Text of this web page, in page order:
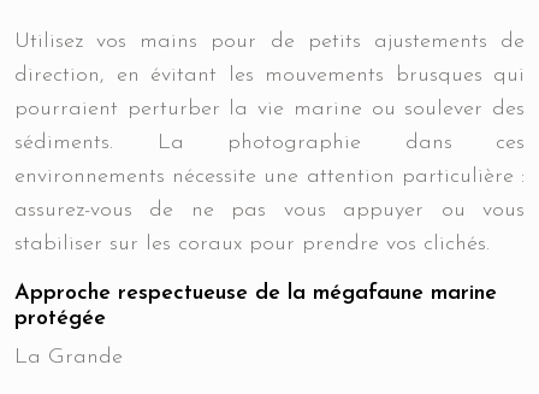
Utilisez vos mains pour de petits ajustements de
direction, en évitant les mouvements brusques qui
pourraient perturber la vie marine ou soulever des
sédiments. La photographie dans ces
environnements nécessite une attention particulière :
assurez-vous de ne pas vous appuyer ou vous
stabiliser sur les coraux pour prendre vos clichés.
Approche respectueuse de la mégafaune marine
protégée
La Grande